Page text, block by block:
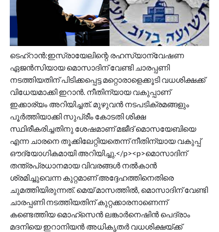
ടെഹ്റാൻ:ഇസ്രായേലിന്റെ രഹസ്യാന്വേഷണ
ഏജൻസിയായ മൊസാദിന് വേണ്ടി ചാരപ്പണി
നടത്തിയതിന് പിടിക്കപ്പെട്ട മറ്റൊരാളെക്കൂടി വധശിക്ഷക്ക്
വിധേയമാക്കി ഇറാൻ. നീതിന്യായ വകുപ്പാണ്
ഇക്കാര്യം അറിയിച്ചത്. മുഴുവൻ നടപടിക്രമങ്ങളും
പൂർത്തിയാക്കി സുപ്രീം കോടതി ശിക്ഷ
സ്ഥിരീകരിച്ചതിനു ശേഷമാണ് മജീദ് മൊസയേബിയെ
എന്ന ചാരനെ തൂക്കിലേറ്റിയതെന്ന് നീതിന്യായ വകുപ്പ്
ഔദ്യോ​ഗികമായി അറിയിച്ചു.</p><p>മൊസാദിന്
തന്ത്രപ്രധാനമായ വിവരങ്ങൾ നൽകാൻ
ശ്രമിച്ചുവെന്ന കുറ്റമാണ് അദ്ദേഹത്തിനെതിരെ
ചുമത്തിയിരുന്നത്. മെയ് മാസത്തിൽ, മൊസാദിന് വേണ്ടി
ചാരപ്പണി നടത്തിയതിന് കുറ്റക്കാരനാണെന്ന്
കണ്ടെത്തിയ മൊഹ്‌സെൻ ലങ്കാർനെഷിൻ പെദ്രാം
മദനിയെ ഇറാനിയൻ അധികൃതർ വധശിക്ഷയ്ക്ക്